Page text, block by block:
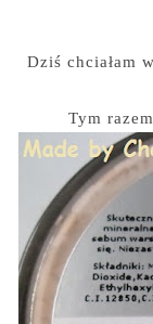
Dziś chciałam
Tym